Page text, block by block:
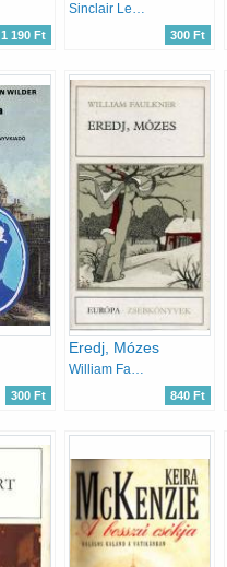
1 190 Ft
Sinclair Lewis
300 Ft
300 Ft
Eredj, Mózes
William Faulkner
840 Ft